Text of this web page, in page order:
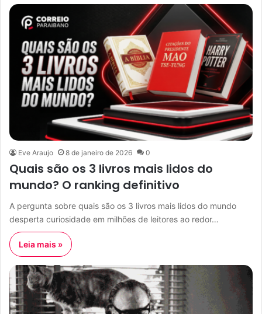
Eve Araujo 8 de janeiro de 2026 0
Quais são os 3 livros mais lidos do
mundo? O ranking definitivo
A pergunta sobre quais são os 3 livros mais lidos do mundo
desperta curiosidade em milhões de leitores ao redor…
Leia mais »